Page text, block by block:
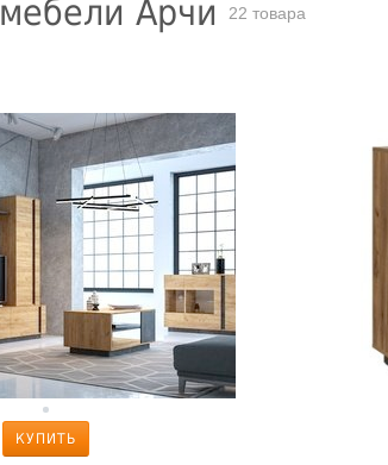
Арчи 22 товара
КУПИТЬ